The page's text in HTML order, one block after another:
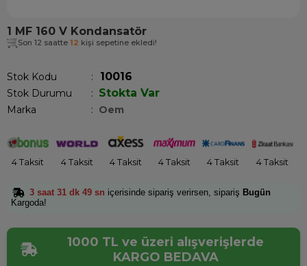
1 MF 160 V Kondansatör
Son 12 saatte 12 kişi sepetine ekledi!
Stok Kodu 10016
Stok Durumu : Stokta Var
Marka : Oem
4 Taksit 4 Taksit 4 Taksit 4 Taksit 4 Taksit 4 Taksit
3 saat 31 dk 48 sn içerisinde sipariş verirsen, sipariş Bugün
Kargoda!
1000 TL ve üzeri alışverişlerde
KARGO BEDAVA